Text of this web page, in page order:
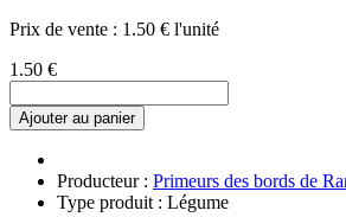
Prix de vente : 1.50 € l'unité
1.50 €
Ajouter au panier
Producteur : Primeurs des bords de
Type produit : Légume